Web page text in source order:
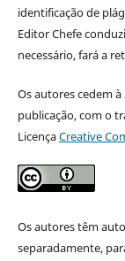
identificação de
Editor Chefe
necessário, fará a
Os autores cedem à
publicação, com o
LicençaCreative
Os autores têm
separadamente,